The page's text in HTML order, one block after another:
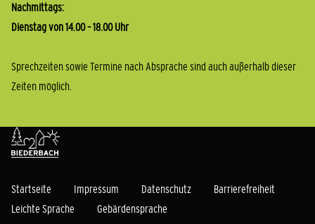
Nachmittags:
Dienstag von 14.00 – 18.00 Uhr
Sprechzeiten sowie Termine nach Absprache sind auch außerhalb dieser
Zeiten möglich.
Startseite Impressum Datenschutz
Barrierefreiheit
Leichte Sprache
Gebärdensprache